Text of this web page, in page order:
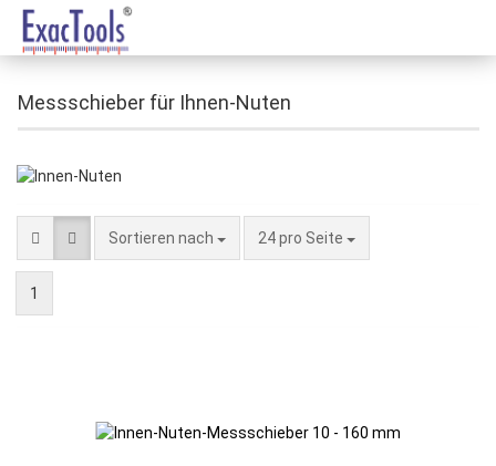
Messschieber für Ihnen-Nuten
Sortieren nach 24 pro Seite
1